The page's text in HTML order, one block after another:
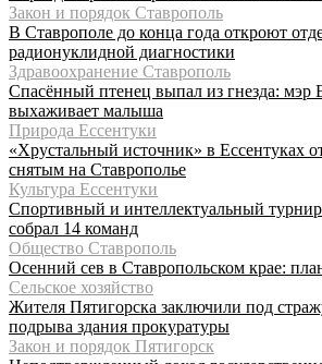
Закон и порядок Ставрополь
В Ставрополе до конца года откроют
радионуклидной диагностики
Здравоохранение Ставрополь
Спасённый птенец выпал из гнезда: мэр
выхаживает малыша
Природа Ессентуки
«Хрустальный источник» в Ессентуках
снятым на Ставрополье
Культура Ессентуки
Спортивный и интеллектуальный
собрал 14 команд
Общество Ставрополь
Осенний сев в Ставропольском крае:
Сельское хозяйство
Жителя Пятигорска заключили под
подрыва здания прокуратуры
Закон и порядок Пятигорск